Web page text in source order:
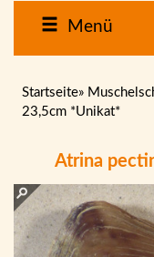
Menü
Startseite»
23,5cm *Unikat*
Atrina